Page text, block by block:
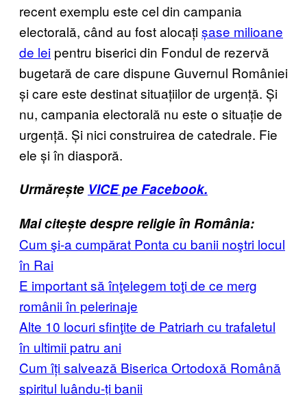
recent exemplu este cel din campania
electorală, când au fost alocațișase milioane
de lei pentru biserici din Fondul de rezervă
bugetară de care dispune Guvernul României
și care este destinat situațiilor de urgență. Și
nu, campania electorală nu este o situație de
urgență. Și nici construirea de catedrale. Fie
ele și în diasporă.
Urmărește VICE pe Facebook.
Mai citește despre religie în România:
Cum şi-a cumpărat Ponta cu banii noştri locul
în Rai
E important să înţelegem toţi de ce merg
românii în pelerinaje
Alte 10 locuri sfinţite de Patriarh cu trafaletul
în ultimii patru ani
Cum îți salvează Biserica Ortodoxă Română
spiritul luându-ți banii